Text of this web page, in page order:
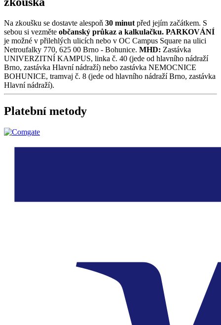
Na zkoušku se dostavte alespoň 30 minut před jejím začátkem. S
sebou si vezměte občanský průkaz a kalkulačku. PARKOVÁNÍ
je možné v přilehlých ulicích nebo v OC Campus Square na ulici
Netroufalky 770, 625 00 Brno - Bohunice. MHD: Zastávka
UNIVERZITNÍ KAMPUS, linka č. 40 (jede od hlavního nádraží
Brno, zastávka Hlavní nádraží) nebo zastávka NEMOCNICE
BOHUNICE, tramvaj č. 8 (jede od hlavního nádraží Brno, zastávka
Hlavní nádraží).
Platební metody